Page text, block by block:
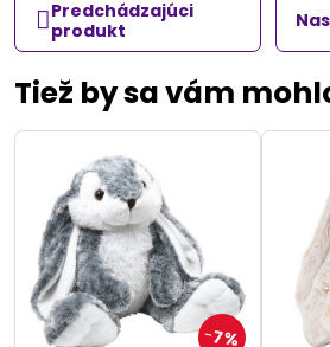
Predchádzajúci
produkt
Tiež by sa vám
7%